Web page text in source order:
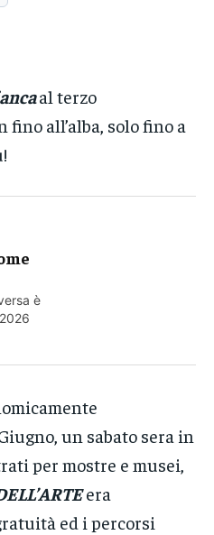
al terzo
all’alba, solo fino a
è
un sabato sera in
per mostre e musei,
era
ed i percorsi